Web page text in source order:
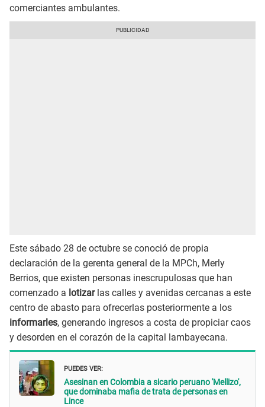
comerciantes ambulantes.
Este sábado 28 de octubre se conoció de propia
declaración de la gerenta general de la MPCh, Merly
Berrios, que existen personas inescrupulosas que han
comenzado a lotizarlas calles y avenidas cercanas a este
centro de abasto para ofrecerlas posteriormente a los
informarles, generando ingresos a costa de propiciar caos
y desorden en el corazón de la capital lambayecana.
PUEDES VER:
Asesinan en Colombia a sicario peruano 'Mellizo',
que dominaba mafia de trata de personas en
Lince